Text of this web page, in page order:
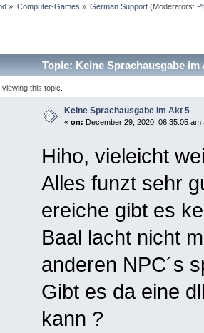
» Computer-Games » German Support(Moderators:
Topic: Keine Sprachausgabe im
this topic.
Keine Sprachausgabe im Akt 5
« on: December 29, 2020, 06:35:05 am
Hiho, vieleicht
Alles funzt sehr
ereiche gibt es
Baal lacht nicht
anderen NPC´s
Gibt es da eine
kann ?